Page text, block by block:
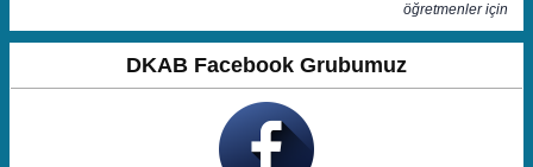
öğretmenler için
DKAB Facebook Grubumuz